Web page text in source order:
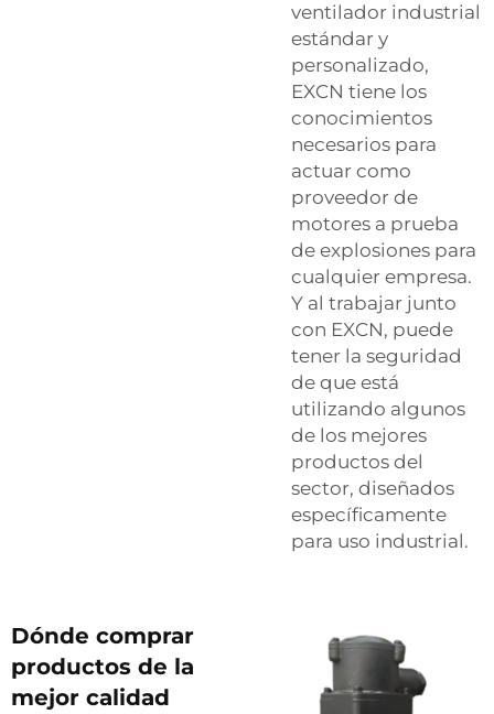
ventilador industrial
estándar y
personalizado,
EXCN tiene los
conocimientos
necesarios para
actuar como
proveedor de
motores a prueba
de explosiones para
cualquier empresa.
Y al trabajar junto
con EXCN, puede
tener la seguridad
de que está
utilizando algunos
de los mejores
productos del
sector, diseñados
específicamente
para uso industrial.
Dónde comprar
productos de la
mejor calidad